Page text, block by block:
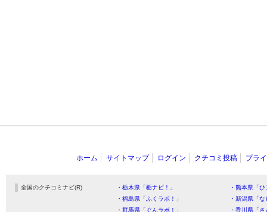
ホーム サイトマップ ログイン クチコミ投稿 プラ
全国のクチコミナビ(R) ・栃木県「栃ナビ！」
・熊本県「
・福島県「ふくラボ！」
・新潟県「
・群馬県「ぐんラボ！」
・香川県「